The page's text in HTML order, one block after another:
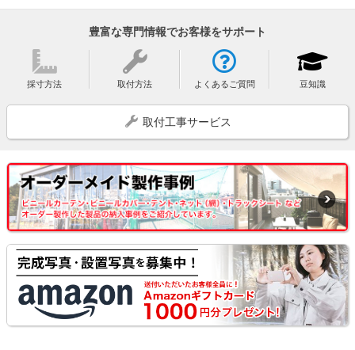
豊富な専門情報でお客様をサポート
採寸方法 取付方法 よくあるご質問 豆知識
取付工事サービス